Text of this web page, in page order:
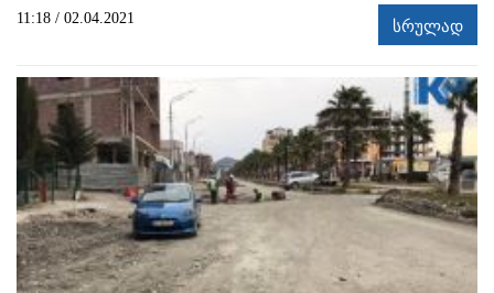
11:18 / 02.04.2021 სრულად